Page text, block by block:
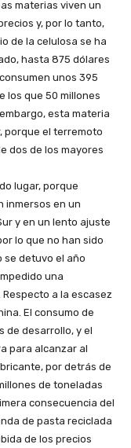
materias viven un
y, por lo tanto,
de la celulosa se ha
hasta 875 dólares
unos 395
los que 50 millones
esta materia
porque el terremoto
dos de los mayores
lugar, porque
inmersos en un
y en un lento ajuste
lo que no han sido
se detuvo el año
una
a la escasez
El consumo de
de desarrollo, y el
para alcanzar al
por detrás de
de toneladas
consecuencia del
de pasta reciclada
de los precios